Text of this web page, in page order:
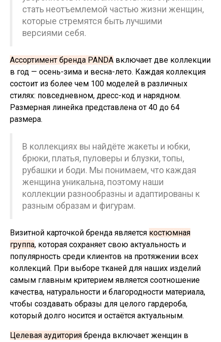
стать неотъемлемой частью жизни женщин,
которые стремятся быть лучшими
версиями себя.
Ассортимент бренда PANDA включает две коллекции
в год — осень-зима и весна-лето. Каждая коллекция
состоит из более чем 100 моделей в различных
стилях: повседневном, дресс-код и нарядном.
Размерная линейка представлена от 40 до 64
размера.
В коллекциях вы найдёте жакеты и юбки,
брюки, платья, пуловеры и блузки, топы,
рубашки и боди. Мы понимаем, что каждая
женщина уникальна, поэтому наши
коллекции разнообразны и адаптированы к
разным образам и фигурам.
Визитной карточкой бренда является костюмная
группа, которая сохраняет свою актуальность и
популярность среди клиентов на протяжении всех
коллекций. При выборе тканей для наших изделий
самым главным критерием является соотношение
качества, натуральности и благородности материала,
чтобы создавать образы для целого гардероба,
который долго носится и остаётся актуальным.
Целевая аудитория бренда включает женщин в